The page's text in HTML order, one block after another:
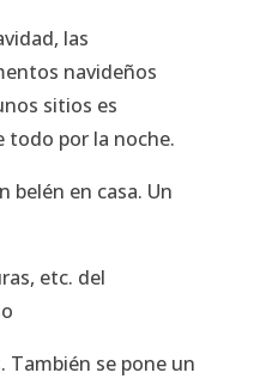
las
navideños
sitios es
todo por la noche.
belén en casa. Un
etc. del
También se pone un